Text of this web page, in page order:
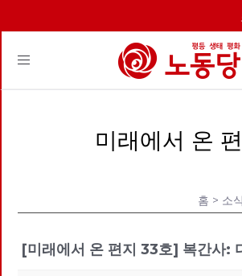
Toggle
미래에서 온
홈 > 소
[미래에서 온 편지 33호] 복간사: